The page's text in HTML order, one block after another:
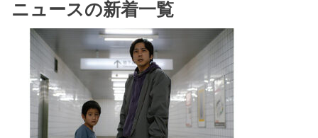
ニュースの新着一覧